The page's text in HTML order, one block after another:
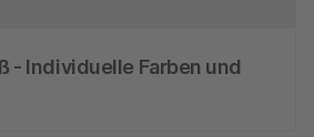
- Individuelle Farben und